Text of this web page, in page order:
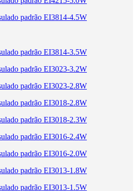
padrão EI3814-4.5W
padrão EI3814-3.5W
padrão EI3023-3.2W
padrão EI3023-2.8W
padrão EI3018-2.8W
padrão EI3018-2.3W
padrão EI3016-2.4W
padrão EI3016-2.0W
padrão EI3013-1.8W
padrão EI3013-1.5W